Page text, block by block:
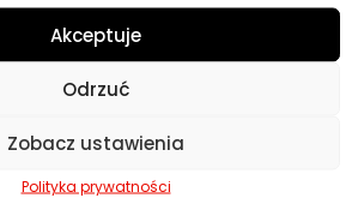
Akceptuje
Odrzuć
Zobacz ustawienia
Polityka prywatności
CF, SN PLUS
BMW Longlife 04, Chrysler MS-11106, Fiat
9.55535-S3, GM Dexos 2, MB 229.52,
5 l